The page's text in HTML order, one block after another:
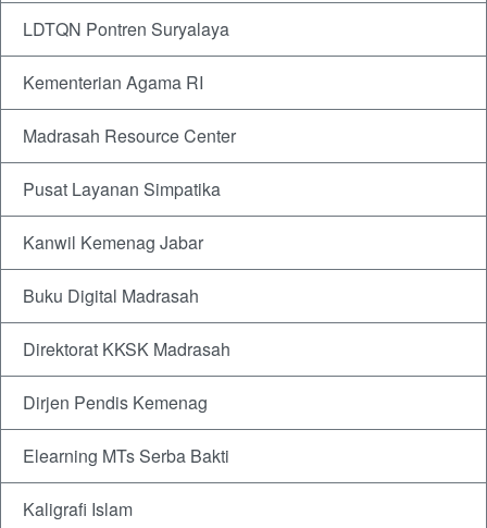
LDTQN Pontren Suryalaya
Kementerian Agama RI
Madrasah Resource Center
Pusat Layanan Simpatika
Kanwil Kemenag Jabar
Buku Digital Madrasah
Direktorat KKSK Madrasah
Dirjen Pendis Kemenag
Elearning MTs Serba Bakti
Kaligrafi Islam